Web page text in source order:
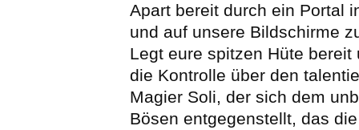
Apart bereit durch ein Portal
und auf unsere Bildschirme
Legt eure spitzen Hüte bereit
die Kontrolle über den
Magier Soli, der sich dem
Bösen entgegenstellt, das